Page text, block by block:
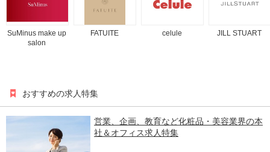
SuMinus make up
salon
FATUITE celule JILL STUART
おすすめの求人特集
営業、企画、教育など化粧品・美容業界の本
社＆オフィス求人特集